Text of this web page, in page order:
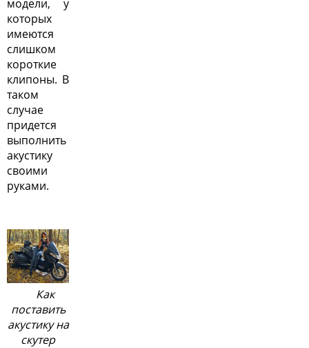
модели, у
которых
имеются
слишком
короткие
клипоны. В
таком
случае
придется
выполнить
акустику
своими
руками.
Как
поставить
акустику на
скутер